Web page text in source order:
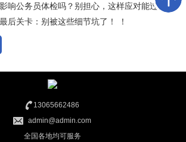
响公务员体检吗？别担心，这样应对能过关
后关卡：别被这些细节坑了！ ！
13065662486
admin@admin.com
全国各地均可服务